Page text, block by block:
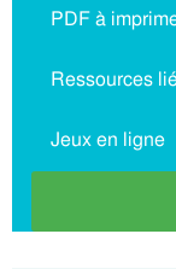
PDF à
Ressources
Jeux en ligne